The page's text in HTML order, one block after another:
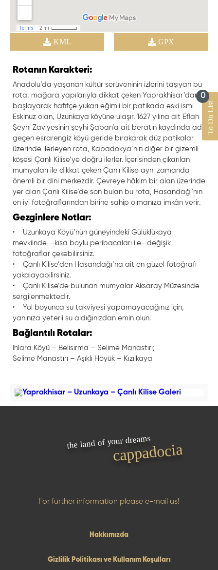
0
To Do List
KML GPX
Rotanın Karakteri:
Anadolu’da yaşanan kültür serüveninin izlerini taşıyan bu
rota, mağara yapılarıyla dikkat çeken Yaprakhisar’dan
başlayarak hafifçe yukarı eğimli bir patikada eski ismi
Eskinuz olan, Uzunkaya köyüne ulaşır. 1627 yılına ait Eflah
Şeyhi Zaviyesinin şeyhi Şaban’a ait beratın kaydında adı
geçen esrarengiz köyü geride bırakarak düz patikalar
üzerinde ilerleyen rota, Kapadokya’nın diğer bir gizemli
köşesi Çanlı Kilise’ye doğru ilerler. İçerisinden çıkarılan
mumyaları ile dikkat çeken Çanlı Kilise aynı zamanda
önemli bir dini merkezdir. Çevreye hâkim bir alan üzerinde
yer alan Çanlı Kilise’de son bulan bu rota, Hasandağı'nın
en iyi fotoğraflarından birine sahip olmanıza imkân verir.
Gezginlere Notlar:
• Uzunkaya Köyü’nün güneyindeki Gülüklükaya
mevkiinde -kısa boylu peribacaları ile- değişik
fotoğraflar çekebilirsiniz.
• Çanlı Kilise’den Hasandağı’na ait en güzel fotoğrafı
yakalayabilirsiniz.
• Çanlı Kilise’de bulunan mumyalar Aksaray Müzesinde
sergilenmektedir.
• Yol boyunca su takviyesi yapamayacağınız için,
yanınıza yeterli su aldığınızdan emin olun.
Bağlantılı Rotalar:
Ihlara Köyü – Belisırma – Selime Manastırı;
Selime Manastırı – Aşıklı Höyük – Kızılkaya
the land of your dreams
cappadocia
For further information please e-mail us!
Hakkımızda
Gizlilik Politikası ve Kullanım Koşulları